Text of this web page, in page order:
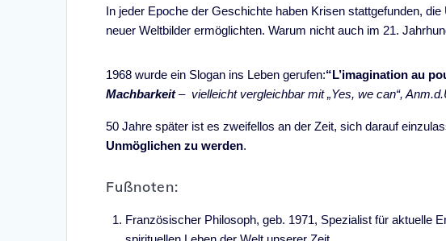
In jeder Epoche der Geschichte haben Krisen stattgefunden,
neuer Weltbilder ermöglichten. Warum nicht auch im 21.
1968 wurde ein Slogan ins Leben gerufen:“L’imagination au
Machbarkeit– vielleicht vergleichbar mit „Yes, we can“,
50 Jahre später ist es zweifellos an der Zeit, sich darauf
Unmöglichen zu werden.
Fußnoten:
Französischer Philosoph, geb. 1971, Spezialist für aktuelle